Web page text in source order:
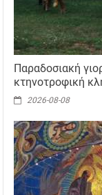
Παραδοσιακή
κτηνοτροφική
2026-08-08